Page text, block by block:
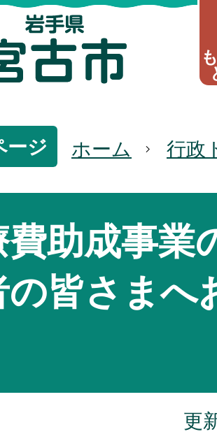
ージ ホーム 行政
費助成事業
の皆さまへ
更